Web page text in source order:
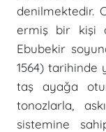
denilmektedir.
ermiş bir kişi
Ebubekir
1564) tarihinde
taş ayağa
tonozlarla,
sistemine